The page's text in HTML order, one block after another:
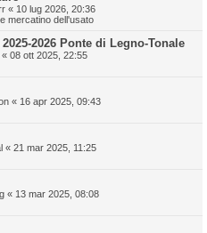
« 10 lug 2026, 20:36
mercatino dell'usato
2026 Ponte di Legno-Tonale
« 08 ott 2025, 22:55
« 16 apr 2025, 09:43
« 21 mar 2025, 11:25
« 13 mar 2025, 08:08